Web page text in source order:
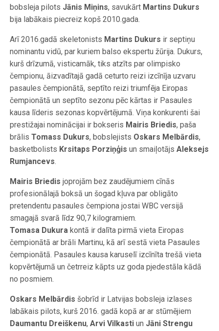
bobsleja pilots Jānis Miņins, savukārt Martins Dukurs
bija labākais piecreiz kopš 2010.gada.
Arī 2016.gadā skeletonists Martins Dukurs ir septiņu
nominantu vidū, par kuriem balso ekspertu žūrija. Dukurs,
kurš drīzumā, visticamāk, tiks atzīts par olimpisko
čempionu, āizvadītajā gadā ceturto reizi izcīnīja uzvaru
pasaules čempionātā, septīto reizi triumfēja Eiropas
čempionātā un septīto sezonu pēc kārtas ir Pasaules
kausa līderis sezonas kopvērtējumā. Viņa konkurenti šai
prestižajai nominācijai ir bokseris Mairis Briedis, paša
brālis Tomass Dukurs, bobslejists Oskars Melbārdis,
basketbolists Krsitaps Porziņģis un smaiļotājs Aleksejs
Rumjancevs.
Mairis Briedis joprojām bez zaudējumiem cīnās
profesionālajā boksā un šogad kļuva par obligāto
pretendentu pasaules čempiona jostai WBC versijā
smagajā svarā līdz 90,7 kilogramiem.
Tomasa Dukura kontā ir dalīta pirmā vieta Eiropas
čempionātā ar brāli Martinu, kā arī sestā vieta Pasaules
čempionātā. Pasaules kausa karuselī izcīnīta trešā vieta
kopvērtējumā un četrreiz kāpts uz goda pjedestāla kādā
no posmiem.
Oskars Melbārdis šobrīd ir Latvijas bobsleja izlases
labākais pilots, kurš 2016. gadā kopā ar ar stūmējiem
Daumantu Dreiškenu, Arvi Vilkasti un Jāni Strengu